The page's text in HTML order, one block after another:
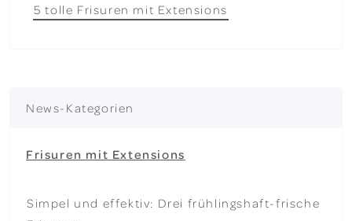
5 tolle Frisuren mit Extensions
News-Kategorien
Frisuren mit Extensions
Simpel und effektiv: Drei frühlingshaft-frische